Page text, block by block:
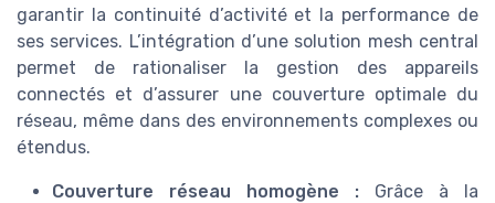
garantir la continuité d’activité et la performance de
ses services. L’intégration d’une solution mesh central
permet de rationaliser la gestion des appareils
connectés et d’assurer une couverture optimale du
réseau, même dans des environnements complexes ou
étendus.
Couverture réseau homogène : Grâce à la